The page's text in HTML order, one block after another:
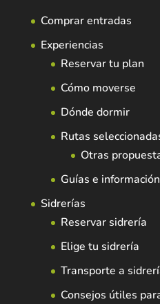
Comprar entradas
Experiencias
Reservar tu plan
Cómo moverse
Dónde dormir
Rutas
Otras
Guías e
Sidrerías
Reservar sidrería
Elige tu sidrería
Transporte a
Consejos útiles